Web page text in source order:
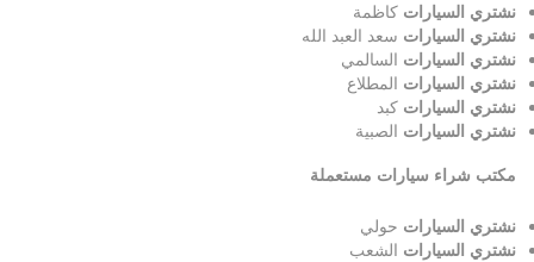
نشتري السيارات كاظمة
نشتري السيارات سعد العبد الله
نشتري السيارات السالمي
نشتري السيارات المطلاع
نشتري السيارات كبد
نشتري السيارات الصبية
مكتب شراء سيارات مستعملة
نشتري السيارات حولي
نشتري السيارات الشعب